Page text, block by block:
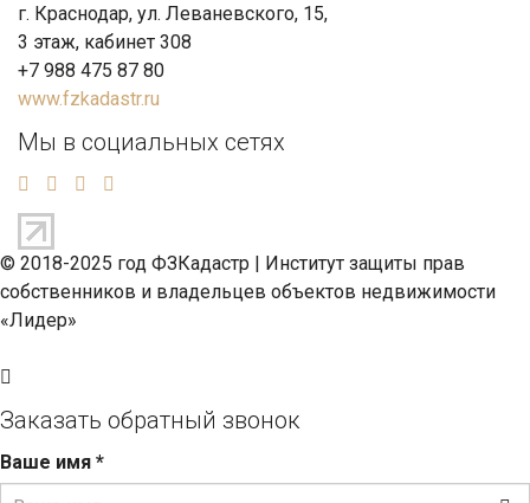
г. Краснодар, ул. Леваневского, 15,
3 этаж, кабинет 308
+7 988 475 87 80
www.fzkadastr.ru
Мы в социальных сетях
© 2018-2025 год ФЗКадастр | Институт защиты прав
собственников и владельцев объектов недвижимости
«Лидер»
Заказать обратный звонок
Ваше имя *